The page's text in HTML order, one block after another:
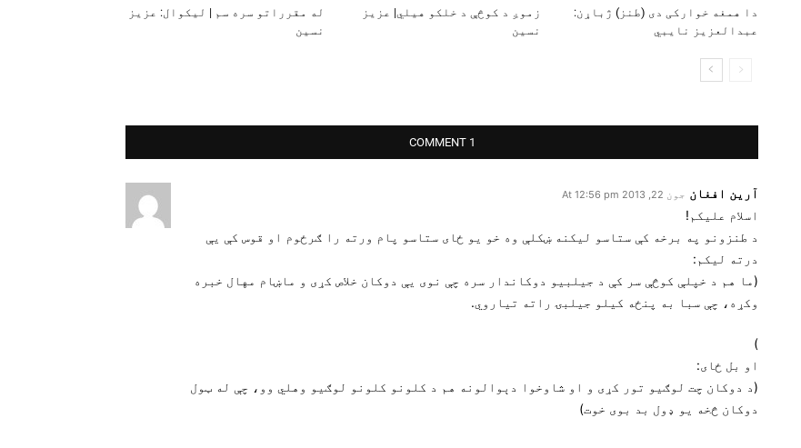
دا همغه خوارکی دی (طنز) ژباړن:
عبدالعزیز نایبي
زموږ د کوڅې د خلکو هیلي| عزیز
نسین
له مقرراتو سره سم | لیکوال: عزیز
نسین
1 COMMENT
آرین افغان جون 22, 2013 At 12:56 pm
اسلام علیکم!
د طنزونو په برخه کې ستاسو لیکنه ښکلې وه خو یو ځای ستاسو پام ورته را ګرځوم او قوس کې یې
درته لیکم:
(ما هم د خپلې كوڅې سر كې د جيلبيو دوكاندار سره چې نوى يې دوكان خلاص كړى و ماښام مهال خبره
وكړه، چې سبا به پنځه كيلو جيلبۍ راته تياروي.
)
او بل ځای:
(د دوكان چت لوګيو تور كړى و او شاوخوا دېوالونه هم د كلونو كلونو لوګيو وهلي وو، چې له ټول
دوكان څخه يو ډول بد بوى خوت)